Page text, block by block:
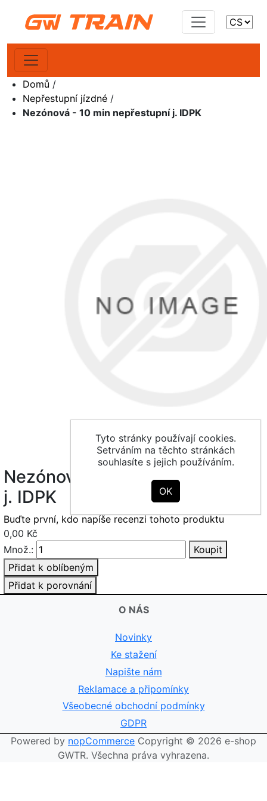
Domů /
Nepřestupní jízdné /
Nezónová - 10 min nepřestupní j. IDPK
Nezónová - 10 min nepřestupní
j. IDPK
Buďte první, kdo napíše recenzi tohoto produktu
0,00 Kč
Množ.:
Koupit
Přidat k oblíbeným
Přidat k porovnání
O NÁS
Novinky
Ke stažení
Napište nám
Reklamace a připomínky
Všeobecné obchodní podmínky
GDPR
Powered by nopCommerce Copyright © 2026 e-shop
GWTR. Všechna práva vyhrazena.
Tyto stránky používají cookies.
Setrváním na těchto stránkách
souhlasíte s jejich používáním.